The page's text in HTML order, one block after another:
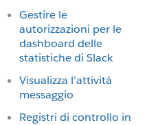
Gestire le
autorizzazioni per le
dashboard delle
statistiche di Slack
Visualizza l’attività
messaggio
Registri di controllo in